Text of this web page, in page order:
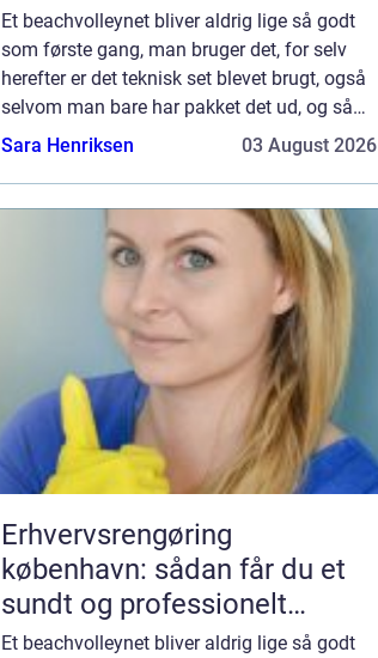
Et beachvolleynet bliver aldrig lige så godt
som første gang, man bruger det, for selv
herefter er det teknisk set blevet brugt, også
selvom man bare har pakket det ud, og så
kan man også sælge det som brugt og ik...
Sara Henriksen 03 August 2026
Erhvervsrengøring
københavn: sådan får du et
sundt og professionelt
arbejdsmiljø
Et beachvolleynet bliver aldrig lige så godt